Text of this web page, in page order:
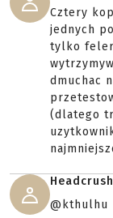
Cztery
jednych
tylko
dmuchac
(dlatego
@kthulhu